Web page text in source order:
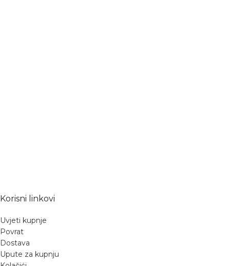
Korisni linkovi
Uvjeti kupnje
Povrat
Dostava
Upute za kupnju